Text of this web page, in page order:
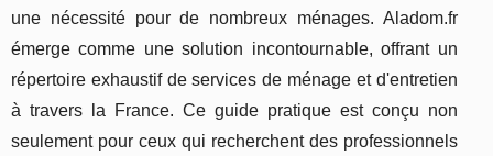
une nécessité pour de nombreux ménages. Aladom.fr
émerge comme une solution incontournable, offrant un
répertoire exhaustif de services de ménage et d'entretien
à travers la France. Ce guide pratique est conçu non
seulement pour ceux qui recherchent des professionnels